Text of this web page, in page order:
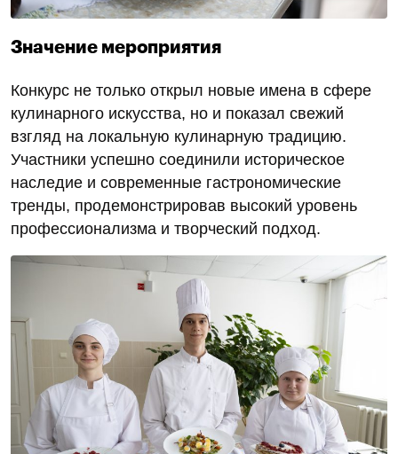
Значение мероприятия
Конкурс не только открыл новые имена в сфере
кулинарного искусства, но и показал свежий
взгляд на локальную кулинарную традицию.
Участники успешно соединили историческое
наследие и современные гастрономические
тренды, продемонстрировав высокий уровень
профессионализма и творческий подход.